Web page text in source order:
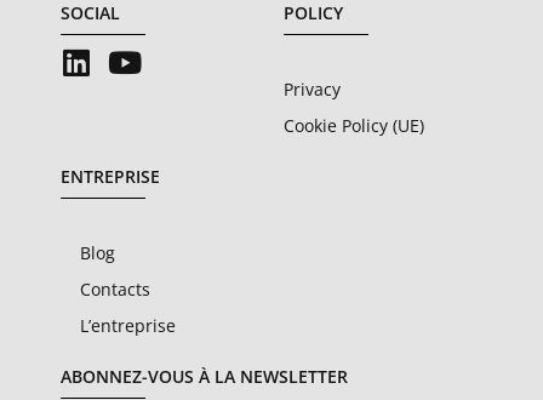
SOCIAL POLICY
Privacy
Cookie Policy (UE)
ENTREPRISE
Blog
Contacts
L’entreprise
ABONNEZ-VOUS À LA NEWSLETTER